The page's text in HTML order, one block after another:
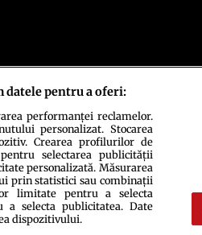
datele pentru a oferi:
performanței reclamelor.
personalizat. Stocarea
Crearea profilurilor de
selectarea publicității
personalizată. Măsurarea
prin statistici sau combinații
limitate pentru a selecta
selecta publicitatea. Date
dispozitivului.